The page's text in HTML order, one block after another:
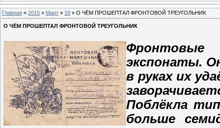
Главная » 2015 » Март » 19 » О ЧЁМ ПРОШЕПТАЛ ФРОНТОВОЙ ТРЕУГОЛЬНИК
О ЧЁМ ПРОШЕПТАЛ ФРОНТОВОЙ ТРЕУГОЛЬНИК
экспонаты.
в руках их
Поблёкла
больше